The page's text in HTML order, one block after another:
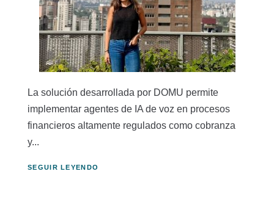
La solución desarrollada por DOMU permite
implementar agentes de IA de voz en procesos
financieros altamente regulados como cobranza
y...
SEGUIR LEYENDO